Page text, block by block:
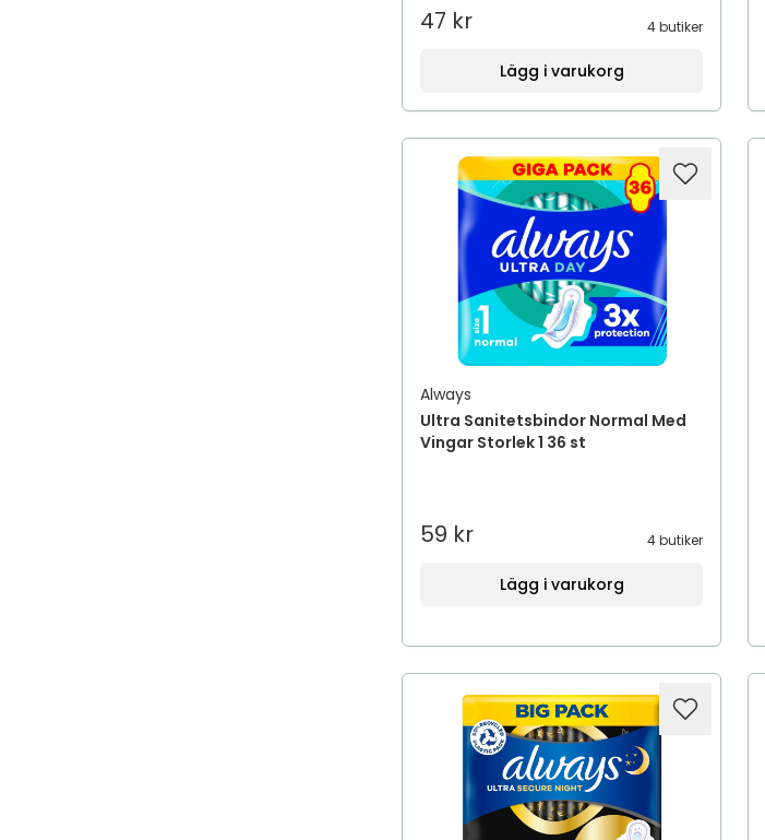
47 kr 4 butiker
Lägg i varukorg
Always
Ultra Sanitetsbindor Normal Med
Vingar Storlek 1 36 st
59 kr 4 butiker
Lägg i varukorg